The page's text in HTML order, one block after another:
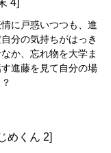
4]
に戸惑いつつも、進
分の気持ちがはっき
か、忘れ物を大学ま
進藤を見て自分の場
めくん 2]